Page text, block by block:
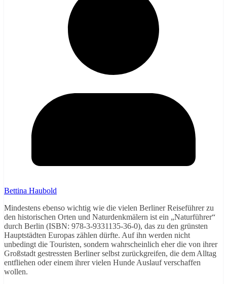
Bettina Haubold
Mindestens ebenso wichtig wie die vielen Berliner Reiseführer zu
den historischen Orten und Naturdenkmälern ist ein „Naturführer“
durch Berlin (ISBN: 978-3-9331135-36-0), das zu den grünsten
Hauptstädten Europas zählen dürfte. Auf ihn werden nicht
unbedingt die Touristen, sondern wahrscheinlich eher die von ihrer
Großstadt gestressten Berliner selbst zurückgreifen, die dem Alltag
entfliehen oder einem ihrer vielen Hunde Auslauf verschaffen
wollen.